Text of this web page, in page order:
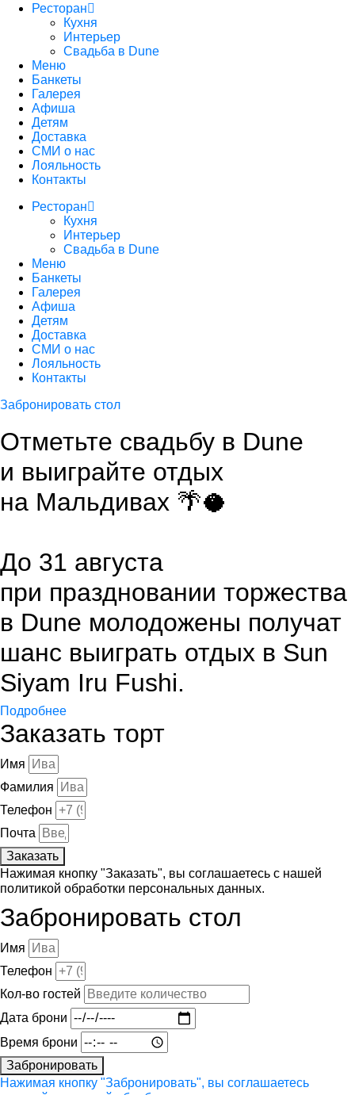
Ресторан
Кухня
Интерьер
Свадьба в Dune
Меню
Банкеты
Галерея
Афиша
Детям
Доставка
СМИ о нас
Лояльность
Контакты
Ресторан
Кухня
Интерьер
Свадьба в Dune
Меню
Банкеты
Галерея
Афиша
Детям
Доставка
СМИ о нас
Лояльность
Контакты
Забронировать стол
Отметьте свадьбу в Dune
и выиграйте отдых
на Мальдивах 🌴🥥
До 31 августа
при праздновании торжества
в Dune молодожены получат
шанс выиграть отдых в Sun
Siyam Iru Fushi.
Подробнее
Заказать торт
Имя
Фамилия
Телефон
Почта
Заказать
Нажимая кнопку "Заказать", вы соглашаетесь с нашей
политикой обработки персональных данных.
Забронировать стол
Имя
Телефон
Кол-во гостей
Дата брони
Время брони
Забронировать
Нажимая кнопку "Забронировать", вы соглашаетесь